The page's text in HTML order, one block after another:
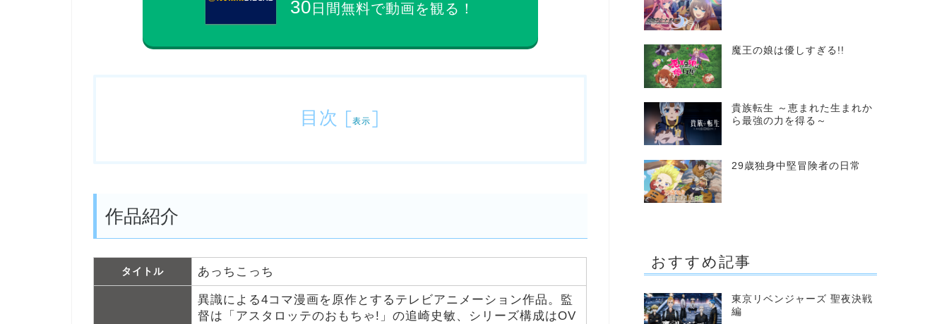
30 日間無料で動画を観る！
目次 [表示 ]
作品紹介
タイトル あっちこっち
異識による4コマ漫画を原作とするテレビアニメーション作品。監
督は「アスタロッテのおもちゃ!」の追崎史敏、シリーズ構成はOV
魔王の娘は優しすぎる!!
貴族転生 ～恵まれた生まれか
ら最強の力を得る～
29歳独身中堅冒険者の日常
おすすめ記事
東京リベンジャーズ 聖夜決戦
編